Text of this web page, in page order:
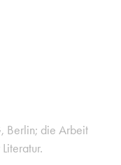
Berlin; die Arbeit